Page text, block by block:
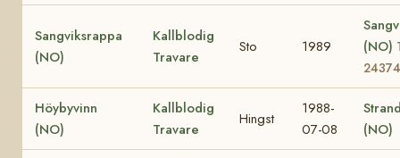
Sangviksrappa
(NO)
Kallblodig
Travare
Sto 1989
(NO)
24374
Höybyvinn
(NO)
Kallblodig
Travare
Hingst
1988-
07-08
(NO)